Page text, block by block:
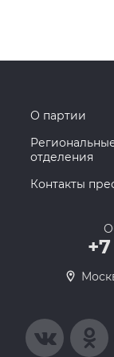
О партии
отделения
Контакты